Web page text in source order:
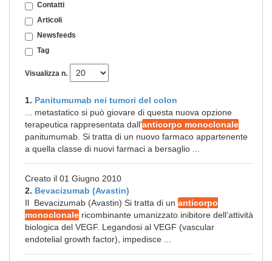
Contatti
Articoli
Newsfeeds
Tag
Visualizza n.
1. Panitumumab nei tumori del colon
... metastatico si può giovare di questa nuova opzione
terapeutica rappresentata dall'anticorpo monoclonale
panitumumab. Si tratta di un nuovo farmaco appartenente
a quella classe di nuovi farmaci a bersaglio ...
Creato il 01 Giugno 2010
2. Bevacizumab (Avastin)
Il Bevacizumab (Avastin) Si tratta di un anticorpo
monoclonale ricombinante umanizzato inibitore dell’attività
biologica del VEGF. Legandosi al VEGF (vascular
endotelial growth factor), impedisce ...